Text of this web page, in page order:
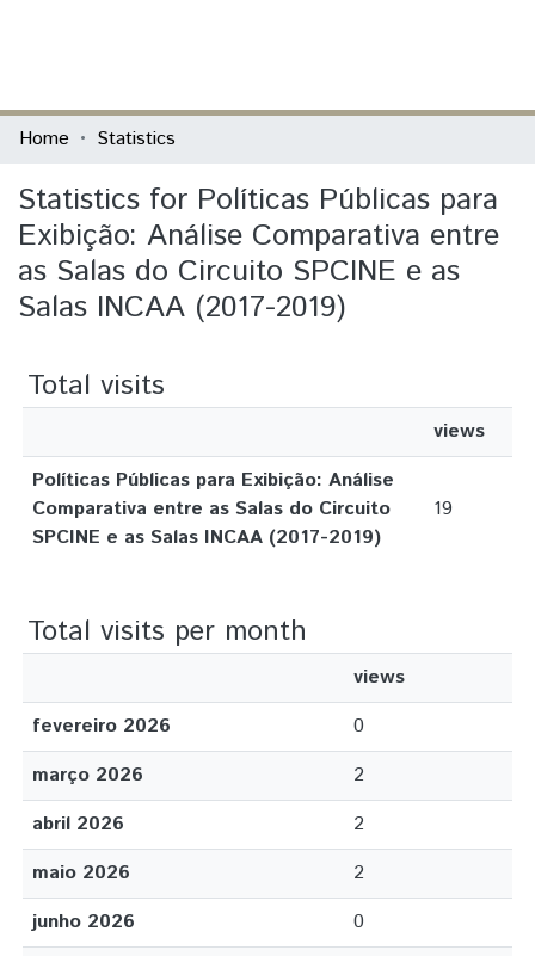
Communities & Collections
All of DSpace
Home Statistics
Statistics for Políticas Públicas para
Exibição: Análise Comparativa entre
as Salas do Circuito SPCINE e as
Salas INCAA (2017-2019)
Total visits
views
Políticas Públicas para Exibição: Análise
Comparativa entre as Salas do Circuito
SPCINE e as Salas INCAA (2017-2019)
19
Total visits per month
views
fevereiro 2026
0
março 2026
2
abril 2026
2
maio 2026
2
junho 2026
0